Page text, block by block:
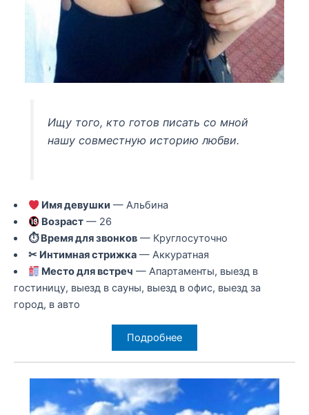
Ищу того, кто готов писать со мной
нашу совместную историю любви.
Имя девушки — Альбина
Возраст — 26
⏱ Время для звонков— Круглосуточно
✂ Интимная стрижка— Аккуратная
Место для встреч — Апартаменты, выезд в
гостиницу, выезд в сауны, выезд в офис, выезд за
город, в авто
Подробнее